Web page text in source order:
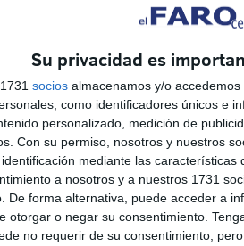
Su privacidad es
socios almacenamos y/o
como identificadores únicos e
personalizado, medición de
Con su permiso, nosotros y nuestros
mediante las características
a nosotros y a nuestros 1731
De forma alternativa, puede acceder a
otorgar o negar su consentimiento.
no requerir de su consentimiento,
¿Qué mundo queremos construir?
conveniencia? ¿O uno más justo,
con la vida. Con la vida del
puede tener un gran impacto
y empieza en el plato.